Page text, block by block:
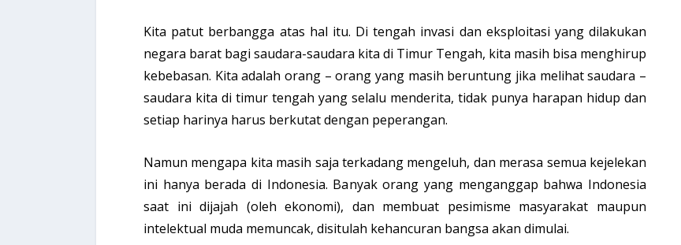
Kita patut berbangga atas hal itu. Di tengah invasi dan eksploitasi yang dilakukan
negara barat bagi saudara-saudara kita di Timur Tengah, kita masih bisa menghirup
kebebasan. Kita adalah orang – orang yang masih beruntung jika melihat saudara –
saudara kita di timur tengah yang selalu menderita, tidak punya harapan hidup dan
setiap harinya harus berkutat dengan peperangan.
Namun mengapa kita masih saja terkadang mengeluh, dan merasa semua kejelekan
ini hanya berada di Indonesia. Banyak orang yang menganggap bahwa Indonesia
saat ini dijajah (oleh ekonomi), dan membuat pesimisme masyarakat maupun
intelektual muda memuncak, disitulah kehancuran bangsa akan dimulai.